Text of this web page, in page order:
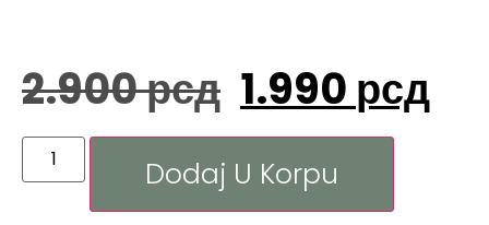
2.900рсд 1.990 рсд
Dodaj U Korpu